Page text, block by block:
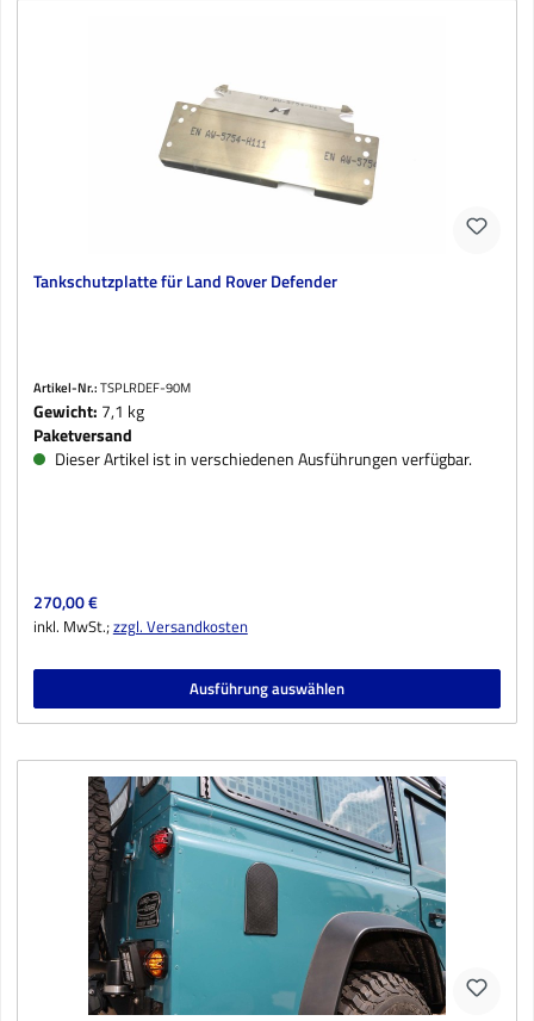
Tankschutzplatte für Land Rover Defender
Artikel-Nr.:TSPLRDEF-90M
Gewicht: 7,1 kg
Paketversand
Dieser Artikel ist in verschiedenen Ausführungen verfügbar.
Regulärer Preis:
270,00 €
inkl. MwSt.;zzgl. Versandkosten
Ausführung auswählen